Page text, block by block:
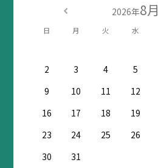
2026年8月
日 月 火 水
2
3 4 5
9
10 11 12
16
17 18 19
23
24 25 26
30
31